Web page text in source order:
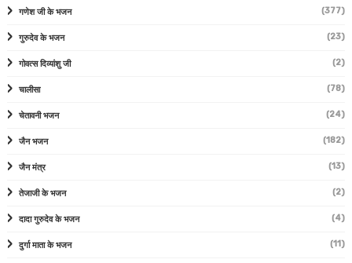
गणेश जी के भजन (377)
गुरुदेव के भजन (23)
गोवत्स दिव्यांशु जी (2)
चालीसा (78)
चेतावनी भजन (24)
जैन भजन (182)
जैन मंत्र (13)
तेजाजी के भजन (2)
दादा गुरुदेव के भजन (4)
दुर्गा माता के भजन (11)